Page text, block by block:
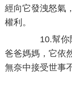
經向它發洩怒氣
權利。
10.幫你降
爸爸媽媽，它依
無奈中接受世事